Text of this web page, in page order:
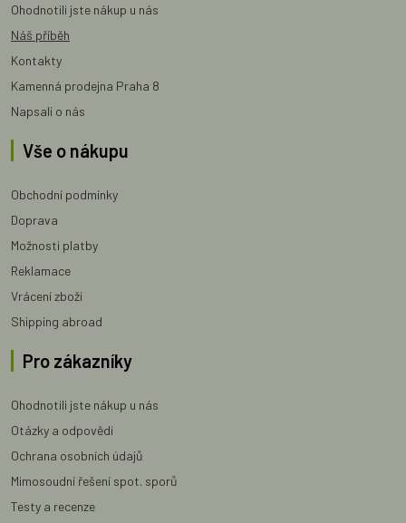
Ohodnotili jste nákup u nás
Náš příběh
Kontakty
Kamenná prodejna Praha 8
Napsali o nás
Vše o nákupu
Obchodní podmínky
Doprava
Možnosti platby
Reklamace
Vrácení zboží
Shipping abroad
Pro zákazníky
Ohodnotili jste nákup u nás
Otázky a odpovědi
Ochrana osobních údajů
Mimosoudní řešení spot. sporů
Testy a recenze